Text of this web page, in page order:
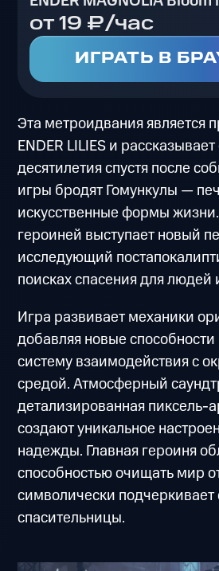
от 19 ₽/час
ИГРАТЬ В
Эта метроидвания является
ENDER LILIES и
десятилетия спустя после
игры бродят Гомункулы —
искусственные формы
героиней выступает новый
исследующий
поисках спасения для людей
Игра развивает механики
добавляя новые
систему взаимодействия с
средой. Атмосферный
детализированная пиксель-
создают уникальное
надежды. Главная героиня
способностью очищать мир
символически подчеркивает
спасительницы.